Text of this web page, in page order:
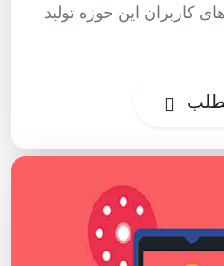
کاربران این حوزه تولید